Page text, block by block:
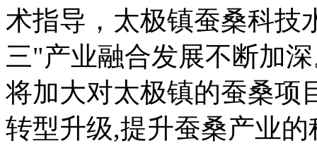
术指导，太极镇蚕桑科技
三"产业融合发展不断加
将加大对太极镇的蚕桑项
转型升级,提升蚕桑产业